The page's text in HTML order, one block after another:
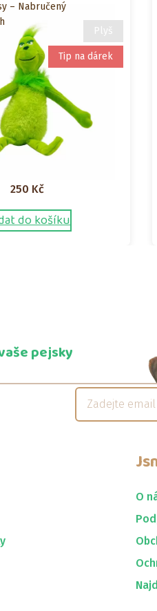
Plyš
Tip na dárek
– Nabručený
250 Kč
do košíku
pejsky
O